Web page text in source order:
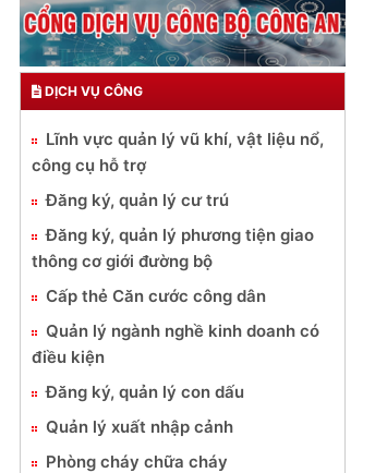
DỊCH VỤ CÔNG
Lĩnh vực quản lý vũ khí, vật liệu nổ,
công cụ hỗ trợ
Đăng ký, quản lý cư trú
Đăng ký, quản lý phương tiện giao
thông cơ giới đường bộ
Cấp thẻ Căn cước công dân
Quản lý ngành nghề kinh doanh có
điều kiện
Đăng ký, quản lý con dấu
Quản lý xuất nhập cảnh
Phòng cháy chữa cháy